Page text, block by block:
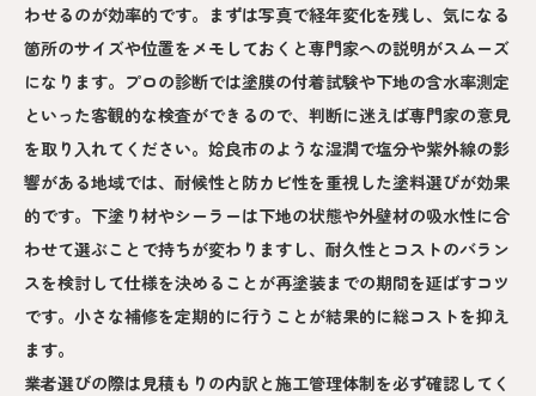
わせるのが効率的です。まずは写真で経年変化を残し、気になる
箇所のサイズや位置をメモしておくと専門家への説明がスムーズ
になります。プロの診断では塗膜の付着試験や下地の含水率測定
といった客観的な検査ができるので、判断に迷えば専門家の意見
を取り入れてください。姶良市のような湿潤で塩分や紫外線の影
響がある地域では、耐候性と防カビ性を重視した塗料選びが効果
的です。下塗り材やシーラーは下地の状態や外壁材の吸水性に合
わせて選ぶことで持ちが変わりますし、耐久性とコストのバラン
スを検討して仕様を決めることが再塗装までの期間を延ばすコツ
です。小さな補修を定期的に行うことが結果的に総コストを抑え
ます。
業者選びの際は見積もりの内訳と施工管理体制を必ず確認してく